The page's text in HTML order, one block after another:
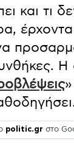
και τι
Η
politic.gr στο